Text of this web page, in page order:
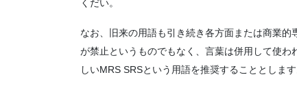
くだい。
なお、旧来の用語も引き続き各方面または商業
が禁止というものでもなく、言葉は併用して使
しいMRS SRSという用語を推奨することとします